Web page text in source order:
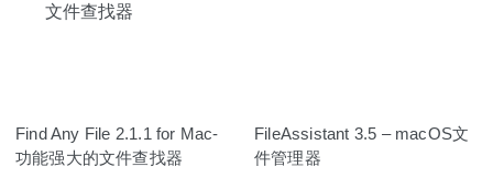
Find Any File 2.1.1 for Mac-
功能强大的文件查找器
FileAssistant 3.5 – macOS文
件管理器